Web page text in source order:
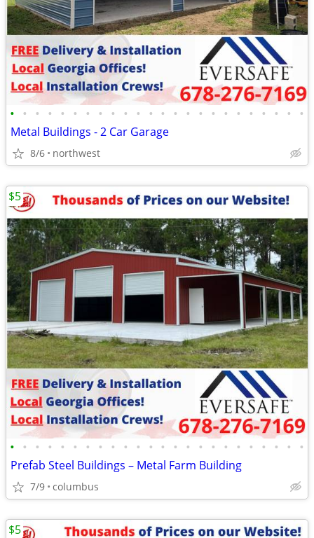
• • • • • • • • • • • • • • • • • • • • • • • •
Metal Buildings - 2 Car Garage
8/6 northwest
• • • • • • • • • • • • • • • • • • • • • • • •
Prefab Steel Buildings – Metal Farm Building
7/9 columbus
$5
$5